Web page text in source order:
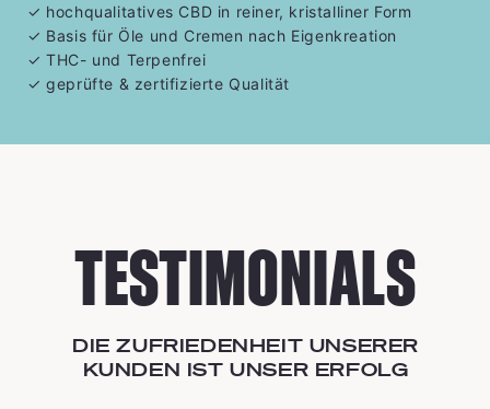
✓ hochqualitatives CBD in reiner, kristalliner Form
✓ Basis für Öle und Cremen nach Eigenkreation
✓ THC- und Terpenfrei
✓ geprüfte & zertifizierte Qualität
TESTIMONIALS
DIE ZUFRIEDENHEIT UNSERER
KUNDEN IST UNSER ERFOLG